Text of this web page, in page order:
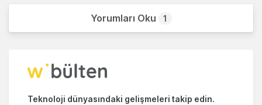
Yorumları Oku 1
Teknoloji dünyasındaki gelişmeleri takip edin.